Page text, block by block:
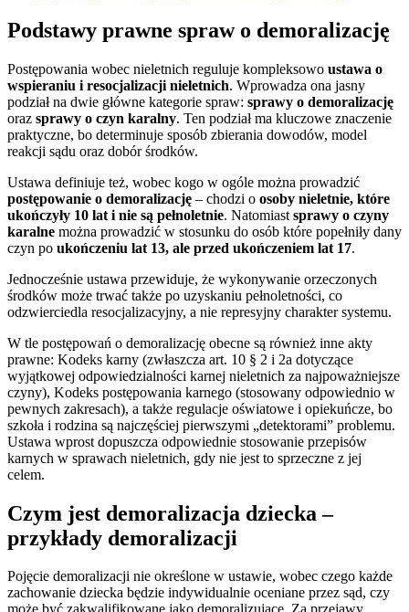
Podstawy prawne spraw o demoralizację
Postępowania wobec nieletnich reguluje kompleksowo ustawa o
wspieraniu i resocjalizacji nieletnich. Wprowadza ona jasny
podział na dwie główne kategorie spraw: sprawy o demoralizację
oraz sprawy o czyn karalny. Ten podział ma kluczowe znaczenie
praktyczne, bo determinuje sposób zbierania dowodów, model
reakcji sądu oraz dobór środków.
Ustawa definiuje też, wobec kogo w ogóle można prowadzić
postępowanie o demoralizację – chodzi o osoby nieletnie, które
ukończyły 10 lat i nie są pełnoletnie. Natomiast sprawy o czyny
karalne można prowadzić w stosunku do osób które popełniły dany
czyn po ukończeniu lat 13, ale przed ukończeniem lat 17.
Jednocześnie ustawa przewiduje, że wykonywanie orzeczonych
środków może trwać także po uzyskaniu pełnoletności, co
odzwierciedla resocjalizacyjny, a nie represyjny charakter systemu.
W tle postępowań o demoralizację obecne są również inne akty
prawne: Kodeks karny (zwłaszcza art. 10 § 2 i 2a dotyczące
wyjątkowej odpowiedzialności karnej nieletnich za najpoważniejsze
czyny), Kodeks postępowania karnego (stosowany odpowiednio w
pewnych zakresach), a także regulacje oświatowe i opiekuńcze, bo
szkoła i rodzina są najczęściej pierwszymi „detektorami” problemu.
Ustawa wprost dopuszcza odpowiednie stosowanie przepisów
karnych w sprawach nieletnich, gdy nie jest to sprzeczne z jej
celem.
Czym jest demoralizacja dziecka –
przykłady demoralizacji
Pojęcie demoralizacji nie określone w ustawie, wobec czego każde
zachowanie dziecka będzie indywidualnie oceniane przez sąd, czy